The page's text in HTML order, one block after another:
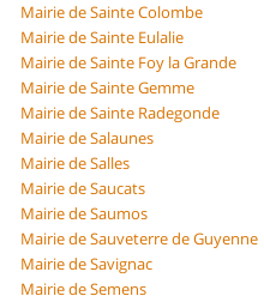
Mairie de Sainte Colombe
Mairie de Sainte Eulalie
Mairie de Sainte Foy la Grande
Mairie de Sainte Gemme
Mairie de Sainte Radegonde
Mairie de Salaunes
Mairie de Salles
Mairie de Saucats
Mairie de Saumos
Mairie de Sauveterre de Guyenne
Mairie de Savignac
Mairie de Semens